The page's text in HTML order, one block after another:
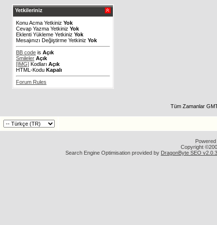
Yetkileriniz
Konu Acma Yetkiniz Yok
Cevap Yazma Yetkiniz Yok
Eklenti Yükleme Yetkiniz Yok
Mesajınızı Değiştirme Yetkiniz Yok
BB code is Açık
Smileler Açık
[IMG] Kodları Açık
HTML-Kodu Kapalı
Forum Rules
Tüm Zamanlar
Copyright
Search Engine Optimisation provided by DragonByte SEO